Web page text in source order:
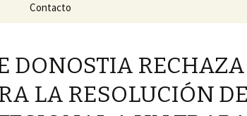
Contacto
DONOSTIA
LA RESOLUCIÓN